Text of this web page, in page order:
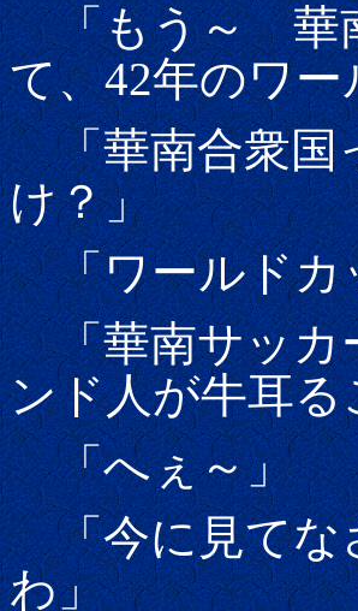
「もう～ 華南
て、42年のワ
「華南合衆国
け？」
「ワールドカ
「華南サッカ
ンド人が牛耳
「へぇ～」
「今に見てな
わ」